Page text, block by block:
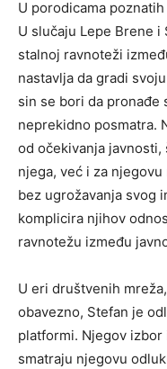
U porodicama
U slučaju Lepe Brene i
stalnoj ravnoteži
nastavlja da gradi
sin se bori da pronađe
neprekidno posmatra.
od očekivanja javnosti,
njega, već i za
bez ugrožavanja svog
komplicira njihov
ravnotežu između
U eri društvenih
obavezno, Stefan je
platformi. Njegov
smatraju njegovu